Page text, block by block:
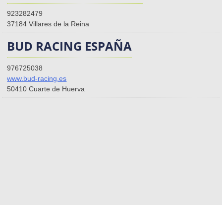
923282479
37184 Villares de la Reina
BUD RACING ESPAÑA
976725038
www.bud-racing.es
50410 Cuarte de Huerva